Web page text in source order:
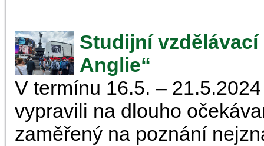
Studijní vzdělávací
Anglie“
V termínu 16.5. –
vypravili na dlouho
zaměřený na poznání